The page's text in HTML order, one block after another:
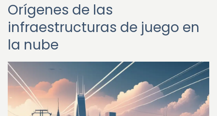
Orígenes de las
infraestructuras de juego en
la nube